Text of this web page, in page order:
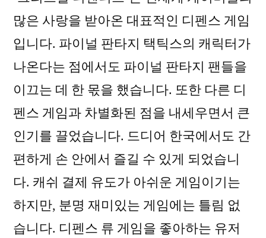
많은 사랑을 받아온 대표적인 디펜스 게임
입니다. 파이널 판타지 택틱스의 캐릭터가
나온다는 점에서도 파이널 판타지 팬들을
이끄는 데 한 몫을 했습니다. 또한 다른 디
펜스 게임과 차별화된 점을 내세우면서 큰
인기를 끌었습니다. 드디어 한국에서도 간
편하게 손 안에서 즐길 수 있게 되었습니
다. 캐쉬 결제 유도가 아쉬운 게임이기는
하지만, 분명 재미있는 게임에는 틀림 없
습니다. 디펜스 류 게임을 좋아하는 유저